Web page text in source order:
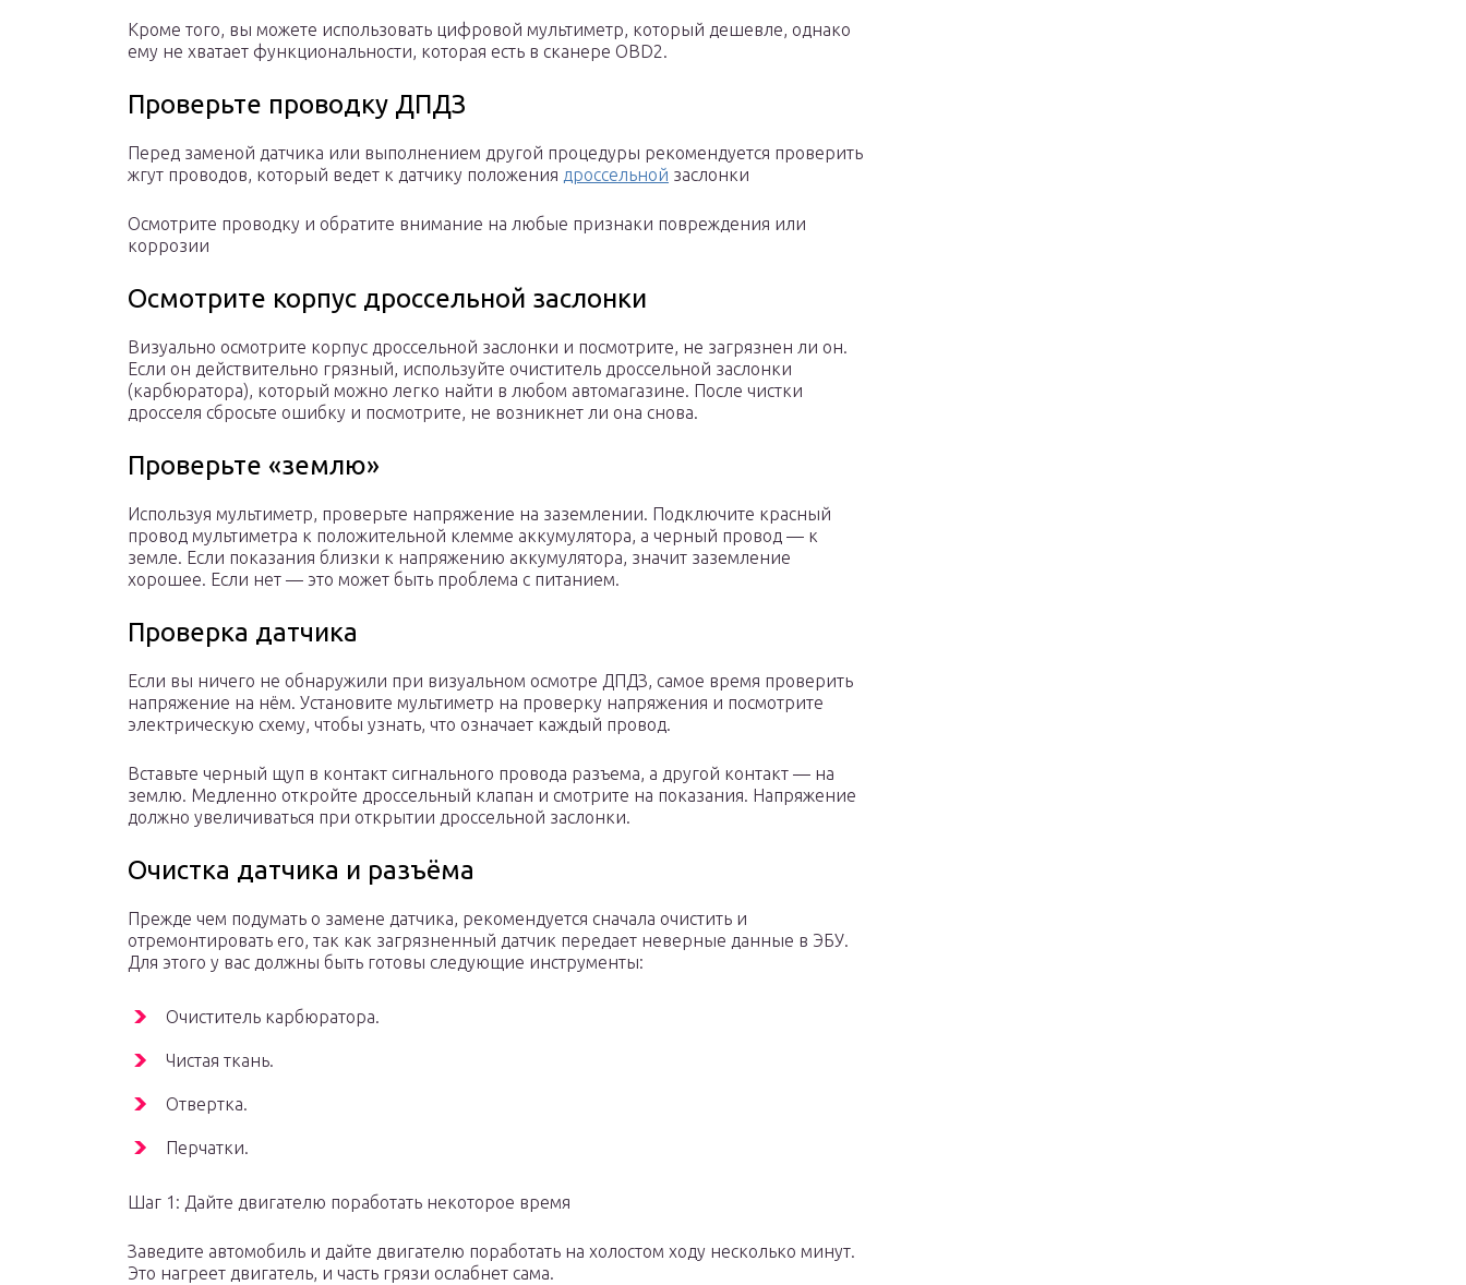
Кроме того, вы можете использовать цифровой мультиметр, который дешевле, однако
ему не хватает функциональности, которая есть в сканере OBD2.
Проверьте проводку ДПДЗ
Перед заменой датчика или выполнением другой процедуры рекомендуется проверить
жгут проводов, который ведет к датчику положения дроссельной заслонки
Осмотрите проводку и обратите внимание на любые признаки повреждения или
коррозии
Осмотрите корпус дроссельной заслонки
Визуально осмотрите корпус дроссельной заслонки и посмотрите, не загрязнен ли он.
Если он действительно грязный, используйте очиститель дроссельной заслонки
(карбюратора), который можно легко найти в любом автомагазине. После чистки
дросселя сбросьте ошибку и посмотрите, не возникнет ли она снова.
Проверьте «землю»
Используя мультиметр, проверьте напряжение на заземлении. Подключите красный
провод мультиметра к положительной клемме аккумулятора, а черный провод — к
земле. Если показания близки к напряжению аккумулятора, значит заземление
хорошее. Если нет — это может быть проблема с питанием.
Проверка датчика
Если вы ничего не обнаружили при визуальном осмотре ДПДЗ, самое время проверить
напряжение на нём. Установите мультиметр на проверку напряжения и посмотрите
электрическую схему, чтобы узнать, что означает каждый провод.
Вставьте черный щуп в контакт сигнального провода разъема, а другой контакт — на
землю. Медленно откройте дроссельный клапан и смотрите на показания. Напряжение
должно увеличиваться при открытии дроссельной заслонки.
Очистка датчика и разъёма
Прежде чем подумать о замене датчика, рекомендуется сначала очистить и
отремонтировать его, так как загрязненный датчик передает неверные данные в ЭБУ.
Для этого у вас должны быть готовы следующие инструменты:
Очиститель карбюратора.
Чистая ткань.
Отвертка.
Перчатки.
Шаг 1: Дайте двигателю поработать некоторое время
Заведите автомобиль и дайте двигателю поработать на холостом ходу несколько минут.
Это нагреет двигатель, и часть грязи ослабнет сама.